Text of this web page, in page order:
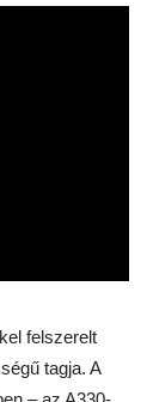
felszerelt
tagja. A